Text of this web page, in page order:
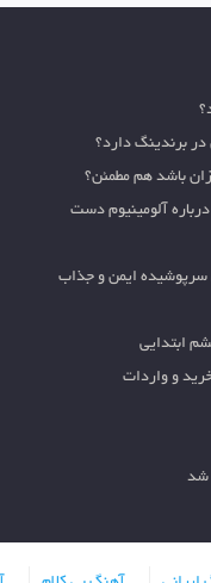
برندینگ دارد؟
باشد هم مطمئن؟
آلومینیوم دست
سرپوشیده ایمن و جذاب
ابتدایی
و واردات
شد